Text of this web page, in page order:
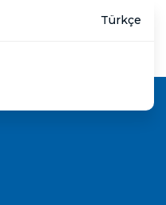
Türkçe